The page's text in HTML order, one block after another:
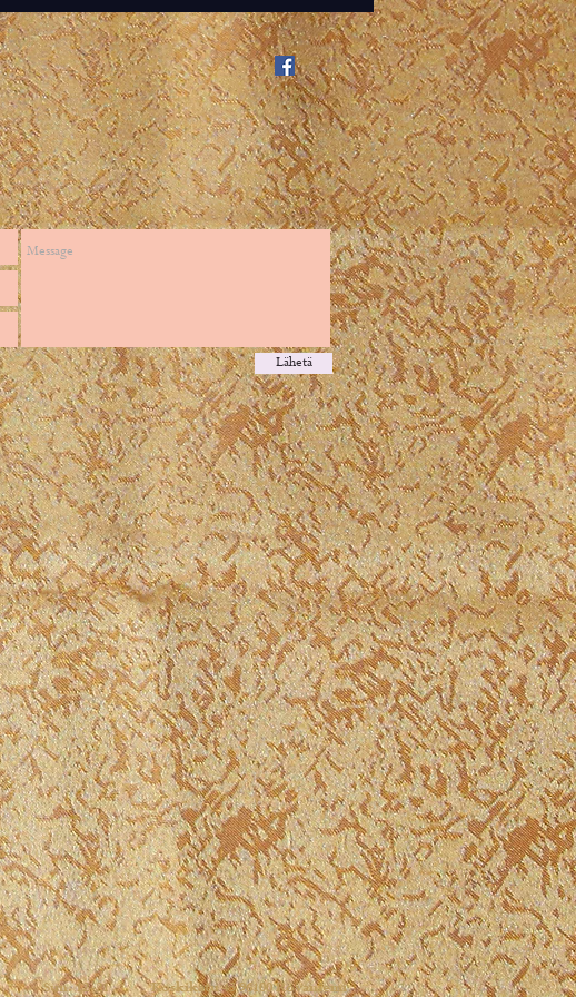
Lähetä
Sun. 12-21 Koskikatu 43 96100 Rovaniemi